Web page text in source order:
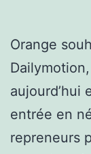
Orange
aujourd’hui
entrée en
repreneurs